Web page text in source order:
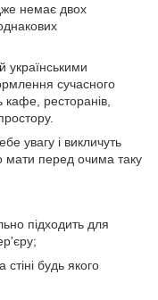
немає двох
українськими
сучасного
кафе, ресторанів,
увагу і викличуть
мати перед очима таку
підходить для
стіні будь якого